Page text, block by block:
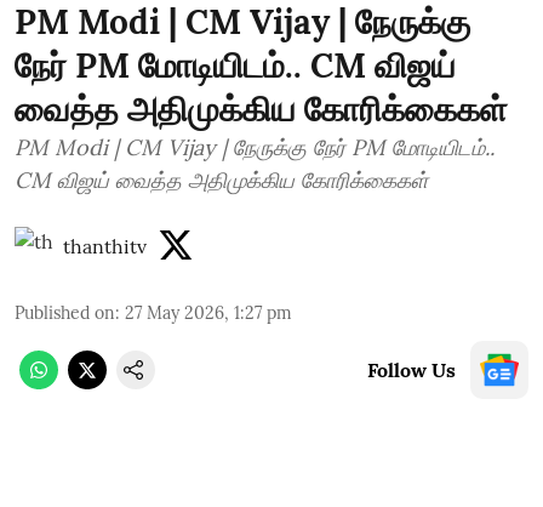
PM Modi | CM Vijay | நேருக்கு
நேர் PM மோடியிடம்.. CM விஜய்
வைத்த அதிமுக்கிய கோரிக்கைகள்
PM Modi | CM Vijay | நேருக்கு நேர் PM மோடியிடம்..
CM விஜய் வைத்த அதிமுக்கிய கோரிக்கைகள்
thanthitv
Published on: 27 May 2026, 1:27 pm
Follow Us